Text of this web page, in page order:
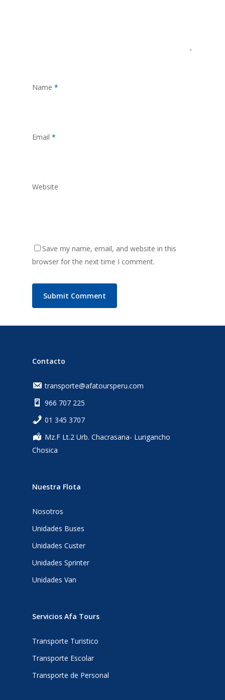
Name *
Email *
Website
Save my name, email, and website in this
browser for the next time I comment.
Contacto
transporte@afatoursperu.com
966 707 225
‎01 345 3707
Mz.F Lt.2 Urb. Chacrasana- Lurigancho
Chosica
Nuestra Flota
Nosotros
Unidades Buses
Unidades Custer
Unidades Sprinter
Unidades Van
Servicios Afa Tours
Transporte Turistico
Transporte Escolar
Transporte de Personal